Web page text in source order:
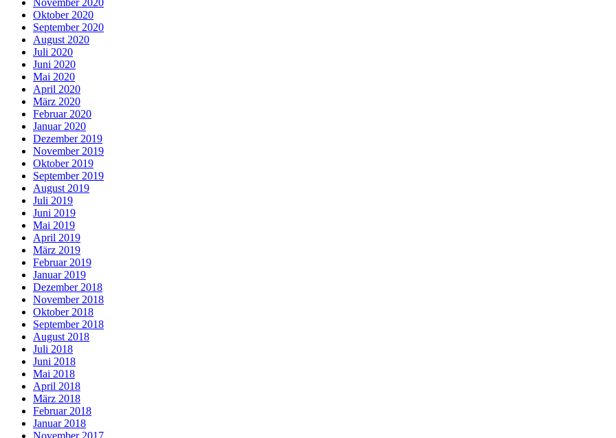
Oktober 2020
September 2020
August 2020
Juli 2020
Juni 2020
Mai 2020
April 2020
März 2020
Februar 2020
Januar 2020
Dezember 2019
November 2019
Oktober 2019
September 2019
August 2019
Juli 2019
Juni 2019
Mai 2019
April 2019
März 2019
Februar 2019
Januar 2019
Dezember 2018
November 2018
Oktober 2018
September 2018
August 2018
Juli 2018
Juni 2018
Mai 2018
April 2018
März 2018
Februar 2018
Januar 2018
November 2017